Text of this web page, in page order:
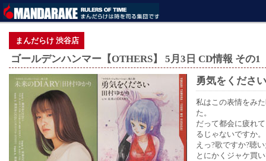
まんだらけ 渋谷店
ゴールデンハンマー【OTHERS】 5月3日 CD情報 その1
勇気をくださ
私はこの表情をみ
た。
だって都会に疲れ
るじゃないですか。
えっ?歌ですか?聴
とにかくジャケ買